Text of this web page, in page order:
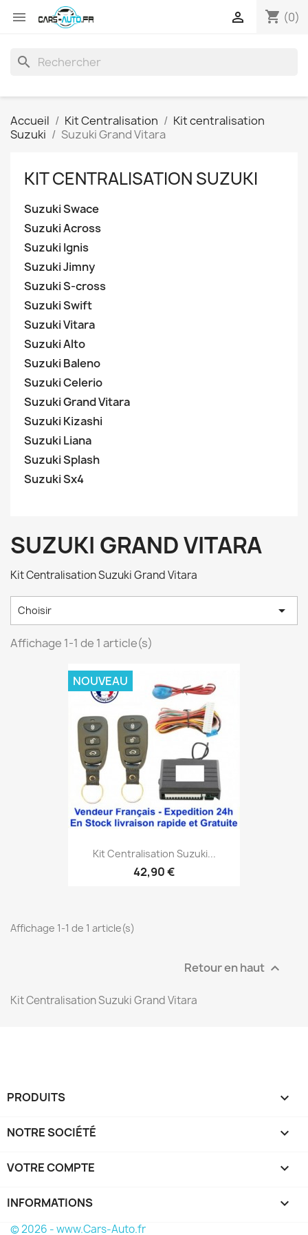
 shopping_cart (0)

search
Accueil Kit Centralisation
Kit centralisation
Suzuki
Suzuki Grand Vitara
KIT CENTRALISATION SUZUKI
Suzuki Swace
Suzuki Across
Suzuki Ignis
Suzuki Jimny
Suzuki S-cross
Suzuki Swift
Suzuki Vitara
Suzuki Alto
Suzuki Baleno
Suzuki Celerio
Suzuki Grand Vitara
Suzuki Kizashi
Suzuki Liana
Suzuki Splash
Suzuki Sx4
SUZUKI GRAND VITARA
Kit Centralisation Suzuki Grand Vitara
Choisir 
Affichage 1-1 de 1 article(s)
Kit Centralisation Suzuki...
42,90 €
NOUVEAU
Affichage 1-1 de 1 article(s)
Retour en haut 
Kit Centralisation Suzuki Grand Vitara
PRODUITS 
NOTRE SOCIÉTÉ 
VOTRE COMPTE 
INFORMATIONS keyboard_arrow_down
© 2026 - www.Cars-Auto.fr